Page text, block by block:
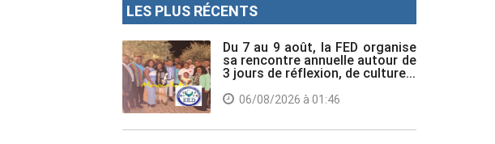
LES PLUS RÉCENTS
Du 7 au 9 août, la FED organise
sa rencontre annuelle autour de
3 jours de réflexion, de culture...
06/08/2026 à 01:46